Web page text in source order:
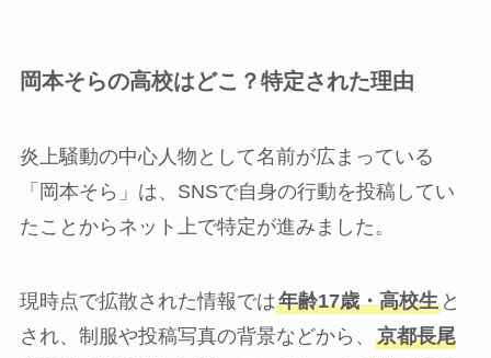
岡本そらの高校はどこ？特定された理由
炎上騒動の中心人物として名前が広まっている
「岡本そら」は、SNSで自身の行動を投稿してい
たことからネット上で特定が進みました。
現時点で拡散された情報では年齢17歳・高校生と
され、制服や投稿写真の背景などから、 京都長尾